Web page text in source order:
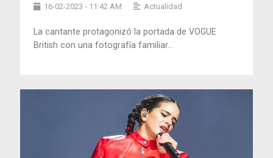
16-02-2023 - 11:42 AM Actualidad
La cantante protagonizó la portada de VOGUE
British con una fotografía familiar...